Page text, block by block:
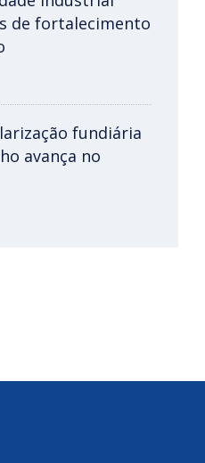
de fortalecimento
fundiária
avança no